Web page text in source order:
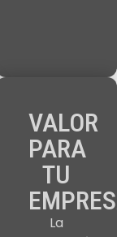
VALOR
PARA
TU
La